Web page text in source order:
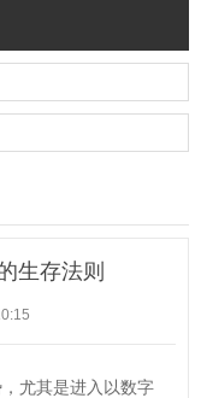
生存法则
尤其是进入以数字